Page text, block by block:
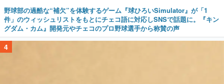
野球部の過酷な“補欠”を体験するゲーム『球ひろいSimulator』が「1
件」のウィッシュリストをもとにチェコ語に対応しSNSで話題に。『キン
グダム・カム』開発元やチェコのプロ野球選手から称賛の声
4